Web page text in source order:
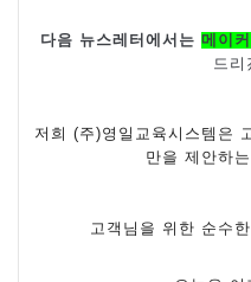
다음 뉴스레터에서는 메이
드리
저희 (주)영일교육시스템은
만을 제안하는
고객님을 위한 순수